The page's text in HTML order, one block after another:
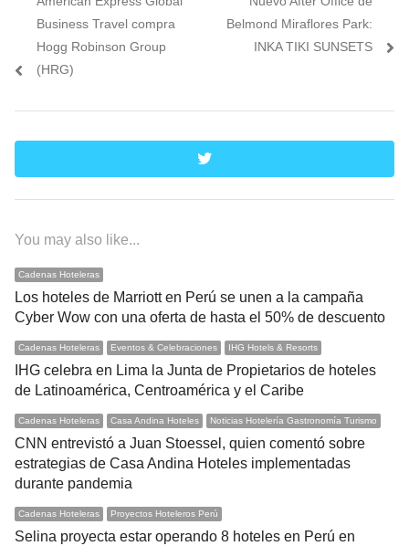
entradas
post:
Business Travel compra
Hogg Robinson Group
(HRG)
post:
Belmond Miraflores Park:
INKA TIKI SUNSETS
twitter
You may also like...
Cadenas Hoteleras
Los hoteles de Marriott en Perú se unen a la campaña
Cyber Wow con una oferta de hasta el 50% de descuento
Cadenas Hoteleras Eventos & Celebraciones IHG Hotels & Resorts
IHG celebra en Lima la Junta de Propietarios de hoteles
de Latinoamérica, Centroamérica y el Caribe
Cadenas Hoteleras Casa Andina Hoteles Noticias Hotelería Gastronomía Turismo
CNN entrevistó a Juan Stoessel, quien comentó sobre
estrategias de Casa Andina Hoteles implementadas
durante pandemia
Cadenas Hoteleras Proyectos Hoteleros Perú
Selina proyecta estar operando 8 hoteles en Perú en